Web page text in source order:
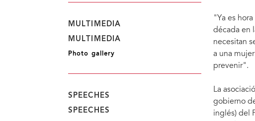
"Ya es
década en
necesitan
a una
prevenir".
La
gobierno
inglés) del
MULTIMEDIA
MULTIMEDIA
Photo gallery
SPEECHES
SPEECHES